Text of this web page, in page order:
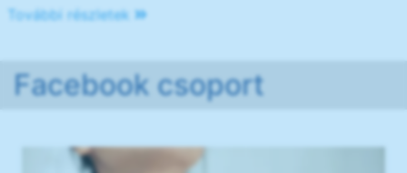
További részletek
Facebook csoport